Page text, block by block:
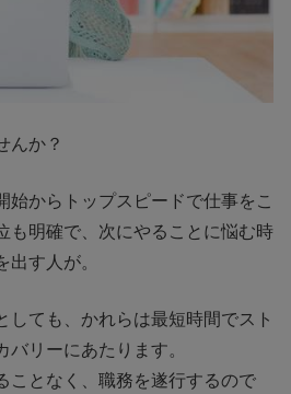
んか？
始からトップスピードで仕事をこ
も明確で、次にやることに悩む時
出す人が。
しても、かれらは最短時間でスト
バリーにあたります。
ことなく、職務を遂行するので